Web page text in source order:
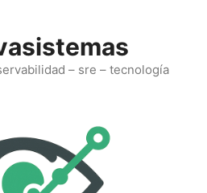
– sre – tecnología